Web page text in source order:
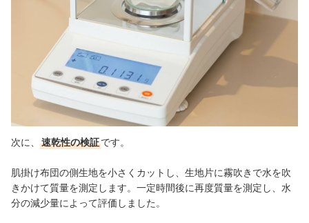
次に、 速乾性の検証です。
肌掛け布団の側生地を小さくカットし、生地片に霧吹きで水を吹
きかけて質量を測定します。一定時間後に再度質量を測定し、水
分の減少量によって評価しました。